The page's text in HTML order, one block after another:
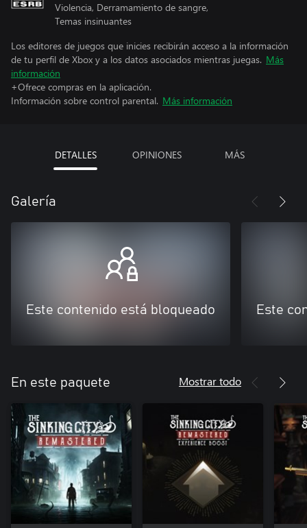
Violencia, Derramamiento de sangre,
Temas insinuantes
Los editores de juegos que inicies recibirán acceso a la información
de tu perfil de Xbox y a los datos asociados mientras juegas. Más
información
+Ofrece compras en la aplicación.
Información sobre control parental. Más información
DETALLES OPINIONES MÁS
Galería
Este contenido está bloqueado Este
En este paquete Mostrar todo